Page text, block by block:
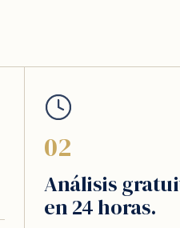
02
Análisis
en 24 horas.